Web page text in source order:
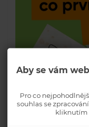
Aby se vám
Pro co
souhlas se
kliknutím